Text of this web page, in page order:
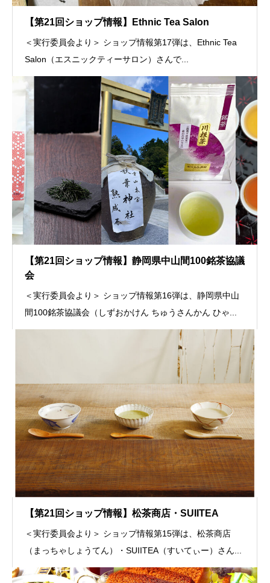
【第21回ショップ情報】Ethnic Tea Salon
＜実行委員会より＞ ショップ情報第17弾は、Ethnic Tea
Salon（エスニックティーサロン）さんで...
【第21回ショップ情報】静岡県中山間100銘茶協議
会
＜実行委員会より＞ ショップ情報第16弾は、静岡県中山
間100銘茶協議会（しずおかけん ちゅうさんかん ひゃ...
【第21回ショップ情報】松茶商店・SUIITEA
＜実行委員会より＞ ショップ情報第15弾は、松茶商店
（まっちゃしょうてん）・SUIITEA（すいてぃー）さん...